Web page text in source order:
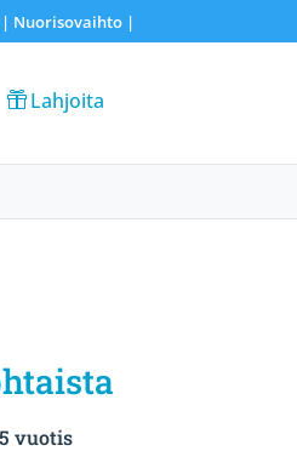
Nuorisovaihto|
Lahjoita
vuotis